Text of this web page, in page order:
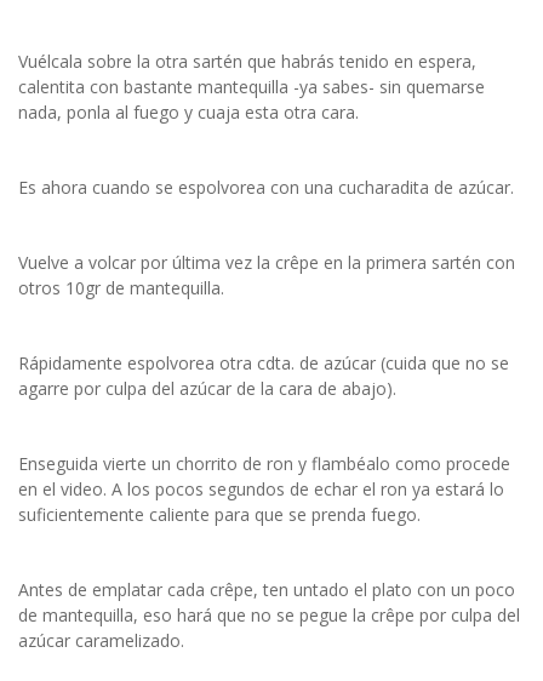
Vuélcala sobre la otra sartén que habrás tenido en espera,
calentita con bastante mantequilla -ya sabes- sin quemarse
nada, ponla al fuego y cuaja esta otra cara.
Es ahora cuando se espolvorea con una cucharadita de azúcar.
Vuelve a volcar por última vez la crêpe en la primera sartén con
otros 10gr de mantequilla.
Rápidamente espolvorea otra cdta. de azúcar (cuida que no se
agarre por culpa del azúcar de la cara de abajo).
Enseguida vierte un chorrito de ron y flambéalo como procede
en el video. A los pocos segundos de echar el ron ya estará lo
suficientemente caliente para que se prenda fuego.
Antes de emplatar cada crêpe, ten untado el plato con un poco
de mantequilla, eso hará que no se pegue la crêpe por culpa del
azúcar caramelizado.